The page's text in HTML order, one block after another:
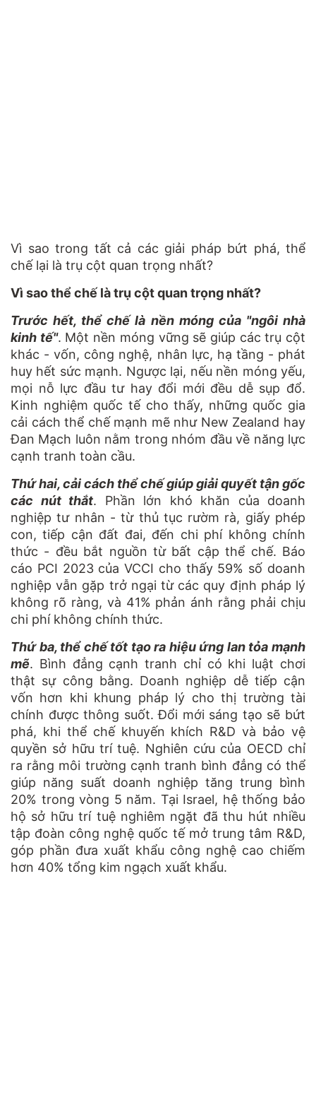
Vì sao trong tất cả các giải pháp bứt phá, thể
chế lại là trụ cột quan trọng nhất?
Vì sao thể chế là trụ cột quan trọng nhất?
Trước hết, thể chế là nền móng của "ngôi nhà
kinh tế". Một nền móng vững sẽ giúp các trụ cột
khác - vốn, công nghệ, nhân lực, hạ tầng - phát
huy hết sức mạnh. Ngược lại, nếu nền móng yếu,
mọi nỗ lực đầu tư hay đổi mới đều dễ sụp đổ.
Kinh nghiệm quốc tế cho thấy, những quốc gia
cải cách thể chế mạnh mẽ như New Zealand hay
Đan Mạch luôn nằm trong nhóm đầu về năng lực
cạnh tranh toàn cầu.
Thứ hai, cải cách thể chế giúp giải quyết tận gốc
các nút thắt. Phần lớn khó khăn của doanh
nghiệp tư nhân - từ thủ tục rườm rà, giấy phép
con, tiếp cận đất đai, đến chi phí không chính
thức - đều bắt nguồn từ bất cập thể chế. Báo
cáo PCI 2023 của VCCI cho thấy 59% số doanh
nghiệp vẫn gặp trở ngại từ các quy định pháp lý
không rõ ràng, và 41% phản ánh rằng phải chịu
chi phí không chính thức.
Thứ ba, thể chế tốt tạo ra hiệu ứng lan tỏa mạnh
mẽ. Bình đẳng cạnh tranh chỉ có khi luật chơi
thật sự công bằng. Doanh nghiệp dễ tiếp cận
vốn hơn khi khung pháp lý cho thị trường tài
chính được thông suốt. Đổi mới sáng tạo sẽ bứt
phá, khi thể chế khuyến khích R&D và bảo vệ
quyền sở hữu trí tuệ. Nghiên cứu của OECD chỉ
ra rằng môi trường cạnh tranh bình đẳng có thể
giúp năng suất doanh nghiệp tăng trung bình
20% trong vòng 5 năm. Tại Israel, hệ thống bảo
hộ sở hữu trí tuệ nghiêm ngặt đã thu hút nhiều
tập đoàn công nghệ quốc tế mở trung tâm R&D,
góp phần đưa xuất khẩu công nghệ cao chiếm
hơn 40% tổng kim ngạch xuất khẩu.